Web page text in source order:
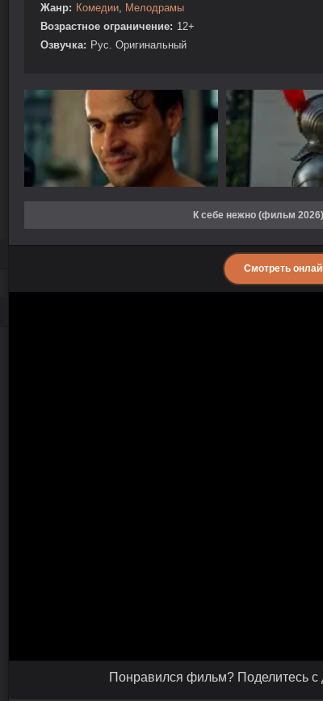
Жанр: Комедии
Мелодрамы
Возрастное ограничение: 12+
Озвучка: Рус. Оригинальный
К себе нежно (фильм
Смотреть
Понравился фильм? Поделитесь с